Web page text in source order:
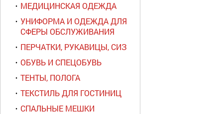
МЕДИЦИНСКАЯ ОДЕЖДА
УНИФОРМА И ОДЕЖДА ДЛЯ
СФЕРЫ ОБСЛУЖИВАНИЯ
ПЕРЧАТКИ, РУКАВИЦЫ, СИЗ
ОБУВЬ И СПЕЦОБУВЬ
ТЕНТЫ, ПОЛОГА
ТЕКСТИЛЬ ДЛЯ ГОСТИНИЦ
СПАЛЬНЫЕ МЕШКИ